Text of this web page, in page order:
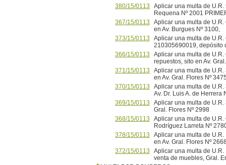
380/15/0113
Aplicar una multa de U.R.
Requena Nº 2001
367/15/0113
Aplicar una multa de
en Av. Burgues Nº 3100,
373/15/0113
Aplicar una multa de U.R.
210305690019, depósito
366/15/0113
Aplicar una multa de U.R.
repuestos, sito en Av.
371/15/0113
Aplicar una multa de
en Av. Gral. Flores Nº
370/15/0113
Aplicar una multa de
Av. Dr. Luis A. de Herrera
369/15/0113
Aplicar una multa de U.R.
Gral. Flores Nº 2998
368/15/0113
Aplicar una multa de
Rodríguez Larreta Nº
378/15/0113
Aplicar una multa de
en Av. Gral. Flores Nº
372/15/0113
Aplicar una multa de U.R.
venta de muebles, Gral.